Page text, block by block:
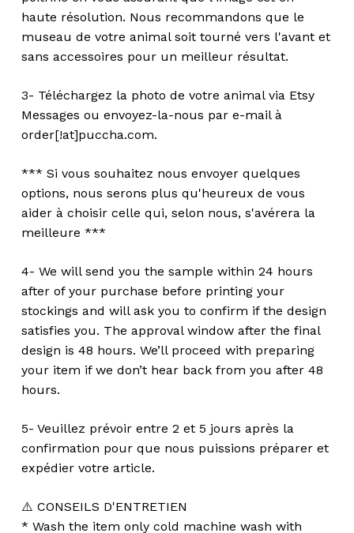
haute résolution. Nous recommandons que le
museau de votre animal soit tourné vers l'avant et
sans accessoires pour un meilleur résultat.
3- Téléchargez la photo de votre animal via Etsy
Messages ou envoyez-la-nous par e-mail à
order[!at]puccha.com.
*** Si vous souhaitez nous envoyer quelques
options, nous serons plus qu'heureux de vous
aider à choisir celle qui, selon nous, s'avérera la
meilleure ***
4- We will send you the sample within 24 hours
after of your purchase before printing your
stockings and will ask you to confirm if the design
satisfies you. The approval window after the final
design is 48 hours. We’ll proceed with preparing
your item if we don’t hear back from you after 48
hours.
5- Veuillez prévoir entre 2 et 5 jours après la
confirmation pour que nous puissions préparer et
expédier votre article.
⚠️ CONSEILS D'ENTRETIEN
* Wash the item only cold machine wash with